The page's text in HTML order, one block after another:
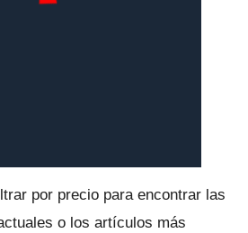
por precio para encontrar las
o los artículos más